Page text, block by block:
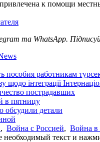
к помощи
та WhatsApp.
пособия работникам
інтеграції
пострадавших
в пятницу
обсудили детали
, Война с Россией, Война в
текст и